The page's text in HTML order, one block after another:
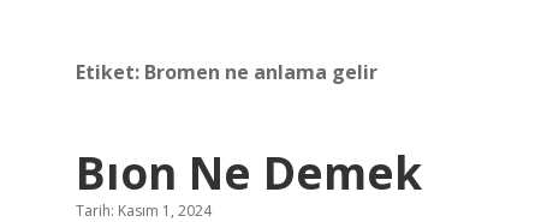
Etiket: Bromen ne anlama gelir
Bıon Ne Demek
Tarih: Kasım 1, 2024